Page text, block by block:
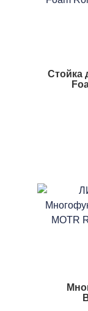
Стойка